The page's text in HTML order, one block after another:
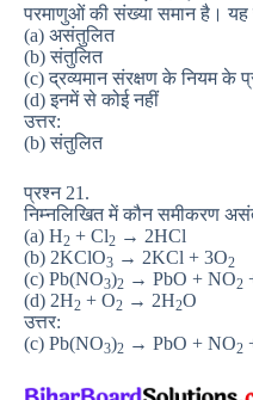
परमाणुओं की संख्या समान है।
(a) असंतुलित
(b) संतुलित
(c) द्रव्यमान संरक्षण के नियम के
(d) इनमें से कोई नहीं
उत्तर:
(b) संतुलित
प्रश्न 21.
निम्नलिखित में कौन समीकरण
(a) H2 + Cl2 → 2HCl
(b) 2KClO3 → 2KCl + 3O2
(c) Pb(NO3)2 → PbO + NO2
(d) 2H2 + O2 → 2H2O
उत्तर:
(c) Pb(NO3)2 → PbO + NO2